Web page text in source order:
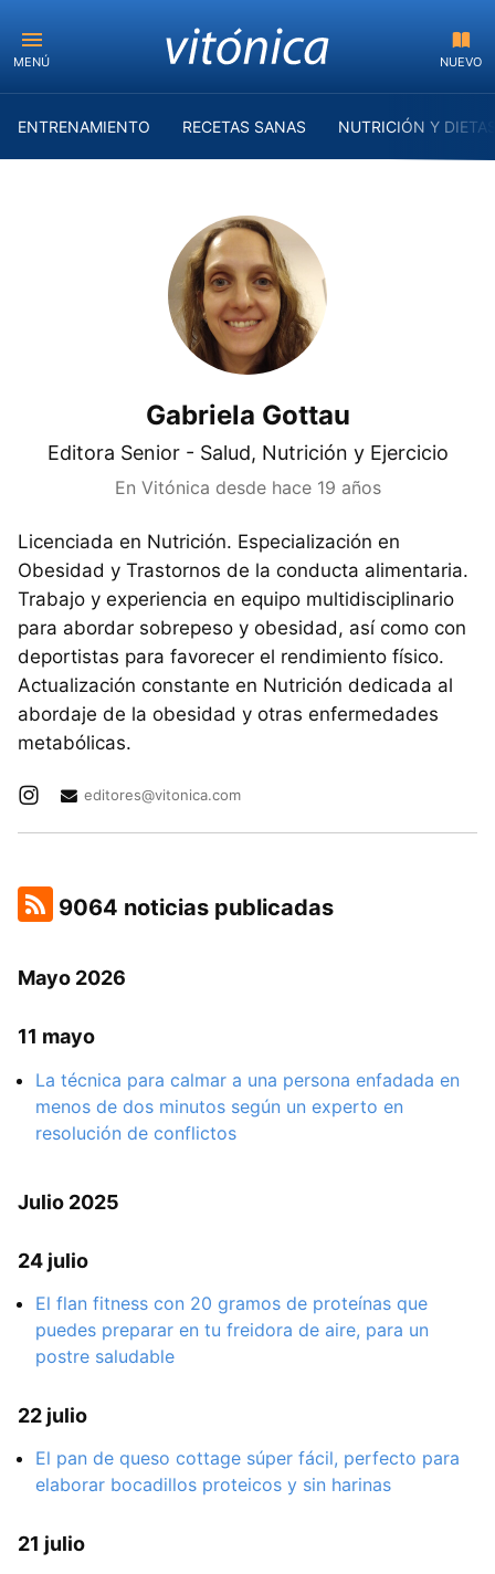
MENÚ NUEVO
ENTRENAMIENTO RECETAS SANAS NUTRICIÓN Y
Gabriela Gottau
Editora Senior - Salud, Nutrición y Ejercicio
En Vitónica desde hace 19 años
Licenciada en Nutrición. Especialización en
Obesidad y Trastornos de la conducta alimentaria.
Trabajo y experiencia en equipo multidisciplinario
para abordar sobrepeso y obesidad, así como con
deportistas para favorecer el rendimiento físico.
Actualización constante en Nutrición dedicada al
abordaje de la obesidad y otras enfermedades
metabólicas.
editores@vitonica.com
9064 noticias publicadas
Mayo 2026
11 mayo
La técnica para calmar a una persona enfadada en
menos de dos minutos según un experto en
resolución de conflictos
Julio 2025
24 julio
El flan fitness con 20 gramos de proteínas que
puedes preparar en tu freidora de aire, para un
postre saludable
22 julio
El pan de queso cottage súper fácil, perfecto para
elaborar bocadillos proteicos y sin harinas
21 julio